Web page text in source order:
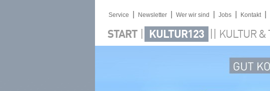
Service Newsletter Wer wir sind Jobs Kontakt
START KULTUR123 KULTUR &